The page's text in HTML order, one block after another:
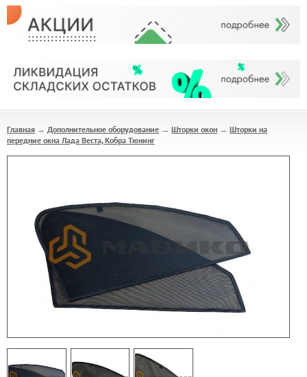
Главная → Дополнительное оборудование → Шторки окон → Шторки на
передние окна Лада Веста, Кобра Тюнинг